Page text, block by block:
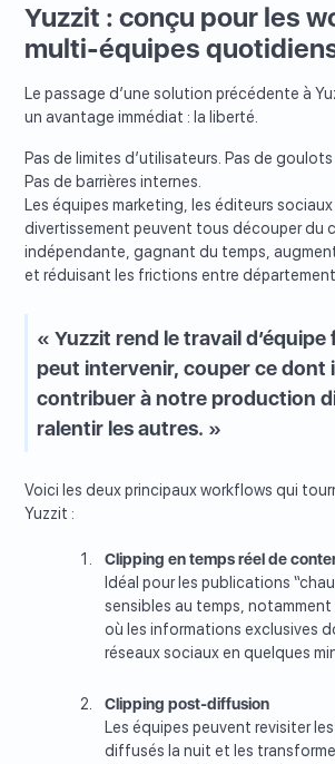
Yuzzit : conçu pour les
multi-équipes
Le passage d’une solution précédente à
un avantage immédiat : la liberté.
Pas de limites d’utilisateurs. Pas de
Pas de barrières internes.
Les équipes marketing, les éditeurs
divertissement peuvent tous découper du
indépendante, gagnant du temps,
et réduisant les frictions entre
« Yuzzit rend le travail d’équipe
peut intervenir, couper ce dont
contribuer à notre production
ralentir les autres. »
Voici les deux principaux workflows qui
Yuzzit :
Clipping en temps réel de
Idéal pour les publications
sensibles au temps,
où les informations exclusives
réseaux sociaux en quelques
Clipping post-diffusion
Les équipes peuvent revisiter
diffusés la nuit et les